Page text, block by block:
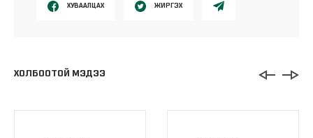
ХУВААЛЦАХ ЖИРГЭХ
ХОЛБООТОЙ МЭДЭЭ